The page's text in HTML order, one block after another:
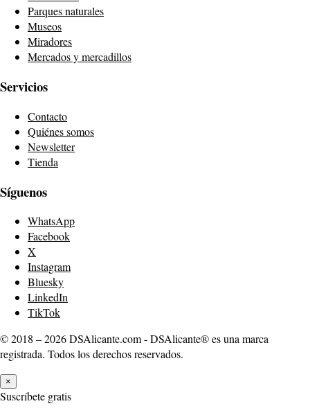
Parques naturales
Museos
Miradores
Mercados y mercadillos
Servicios
Contacto
Quiénes somos
Newsletter
Tienda
Síguenos
WhatsApp
Facebook
X
Instagram
Bluesky
LinkedIn
TikTok
© 2018 – 2026 DSAlicante.com - DSAlicante® es una marca
registrada. Todos los derechos reservados.
×
Suscríbete gratis